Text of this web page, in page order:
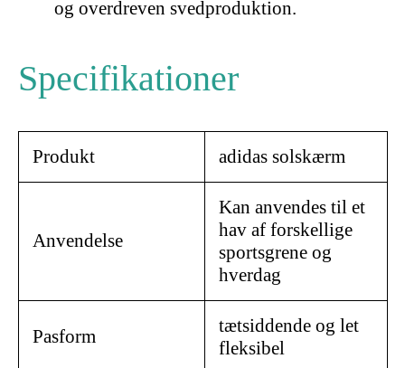
og overdreven svedproduktion.
Specifikationer
Produkt adidas solskærm
Anvendelse
Kan anvendes til et
hav af forskellige
sportsgrene og
hverdag
Pasform
tætsiddende og let
fleksibel